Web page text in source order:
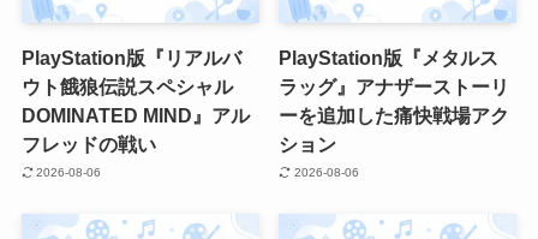
PlayStation版『リアルバ
ウト餓狼伝説スペシャル
DOMINATED MIND』アル
フレッドの戦い
2026-08-06
PlayStation版『メタルス
ラッグ』アナザーストーリ
ーを追加した痛快戦場アク
ション
2026-08-06